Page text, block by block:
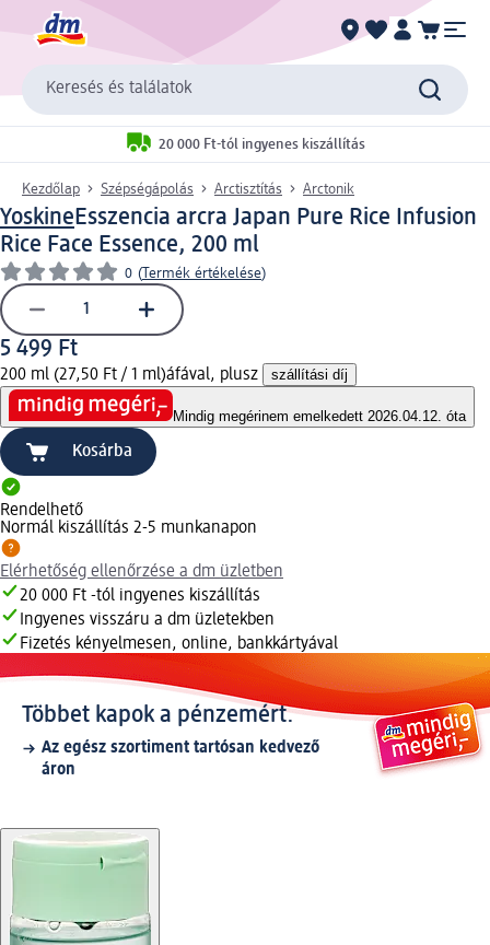
Keresés és találatok
20 000 Ft-tól ingyenes kiszállítás
Kezdőlap Szépségápolás Arctisztítás Arctonik
YoskineEsszencia arcra Japan Pure Rice Infusion
Rice Face Essence, 200 ml
0 (Termék értékelése)
5 499 Ft
200 ml (27,50 Ft / 1 ml)áfával, plusz szállítási díj
Mindig megérinem emelkedett 2026.04.12. óta
Kosárba
Rendelhető
Normál kiszállítás 2-5 munkanapon
Elérhetőség ellenőrzése a dm üzletben
20 000 Ft -tól ingyenes kiszállítás
Ingyenes visszáru a dm üzletekben
Fizetés kényelmesen, online, bankkártyával
Többet kapok a pénzemért.
Az egész szortiment tartósan kedvező
áron